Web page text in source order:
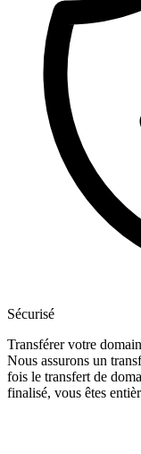
Sécurisé
Transférer votre
Nous assurons un
fois le transfert de
finalisé, vous êtes